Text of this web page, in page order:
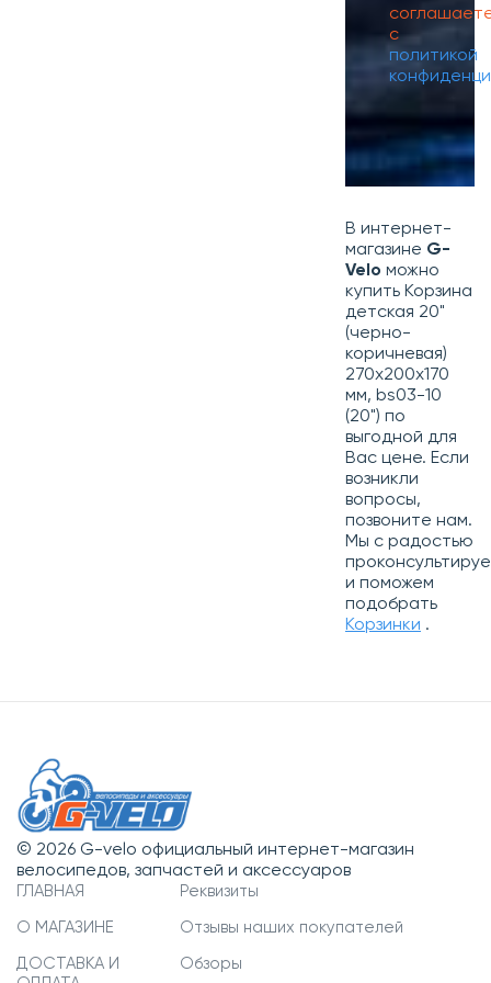
с
политикой
В интернет-
магазине G-
Velo можно
купить Корзина
детская 20"
(черно-
коричневая)
270х200х170
мм, bs03-10
(20") по
выгодной для
Вас цене. Если
возникли
вопросы,
позвоните нам.
Мы с радостью
и поможем
подобрать
Корзинки .
© 2026 G-velo официальный интернет-магазин
велосипедов, запчастей и аксессуаров
ГЛАВНАЯ
О МАГАЗИНЕ
ДОСТАВКА И
Реквизиты
Отзывы наших покупателей
Обзоры